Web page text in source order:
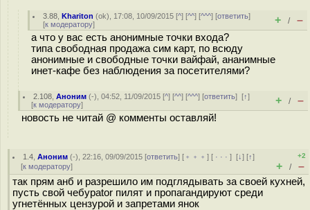
3.88 ,Khariton (ok), 17:08, 10/09/2015 [^] [^^] [^^^] [ответить]
[к модератору] + / –
а что у вас есть анонимные точки входа?
типа свободная продажа сим карт, по всюду
анонимные и свободные точки вайфай, ананимные
инет-кафе без наблюдения за посетителями?
2.108 ,Аноним (-), 04:52, 11/09/2015 [^] [^^] [^^^] [ответить][↑]
[к модератору] + / –
новость не читай @ комменты оставляй!
1.4 ,Аноним (-), 22:16, 09/09/2015 [ответить] [ ﹢﹢﹢] [ · · ·][↓] [↑]
[к модератору]
+2
+ / –
так прям анб и разрешило им подглядывать за своей кухней,
пусть свой чебураtor пилят и пропагандируют среди
угнетённых цензурой и запретами янок